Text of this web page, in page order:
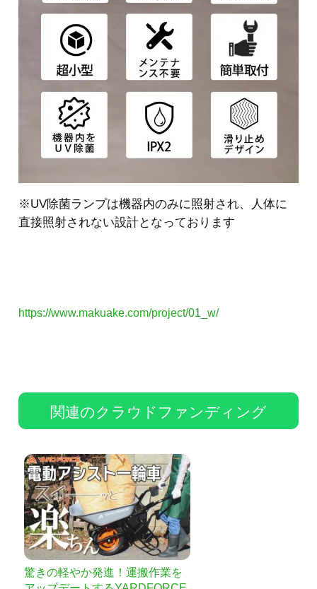
※UV除菌ランプは機器内のみに照射され、人体に
直接照射されない設計となっております
https://www.makuake.com/project/01_w/
関連のクラウドファンディング
驚きの軽やか発進！運搬作業を